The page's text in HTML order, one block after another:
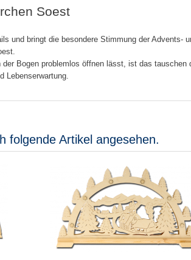
Soest
und bringt die besondere Stimmung der Advents-
Bogen problemlos öffnen lässt, ist das tauschen
Lebenserwartung.
folgende Artikel angesehen.